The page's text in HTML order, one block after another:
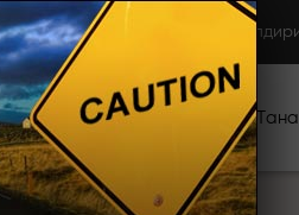
платформаси
учун Промоакциялар